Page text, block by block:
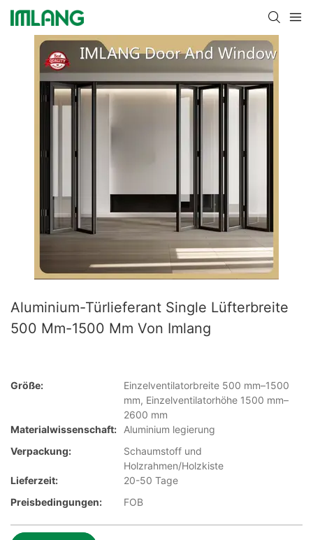
Aluminium-Türlieferant Single Lüfterbreite
500 Mm-1500 Mm Von Imlang
Größe:
Einzelventilatorbreite 500 mm–1500
mm, Einzelventilatorhöhe 1500 mm–
2600 mm
Materialwissenschaft:
Aluminium legierung
Verpackung:
Schaumstoff und
Holzrahmen/Holzkiste
Lieferzeit:
20-50 Tage
Preisbedingungen:
FOB